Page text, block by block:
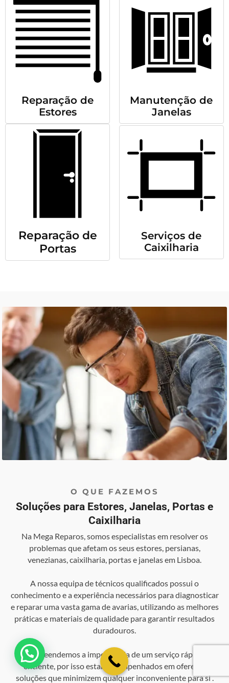
Reparação de
Estores
Manutenção de
Janelas
Reparação de
Portas
Serviços de
Caixilharia
O QUE FAZEMOS
Soluções para Estores, Janelas, Portas e
Caixilharia
Na Mega Reparos, somos especialistas em resolver os
problemas que afetam os seus estores, persianas,
venezianas, caixilharia, portas e janelas em Lisboa.
A nossa equipa de técnicos qualificados possui o
conhecimento e a experiência necessários para diagnosticar
e reparar uma vasta gama de avarias, utilizando as melhores
práticas e materiais de qualidade para garantir resultados
duradouros.
Compreendemos a importância de um serviço rápido e
eficiente, por isso estamos empenhados em oferecer
soluções que minimizem qualquer inconveniente para si .
💬 Como podemos ajudar?